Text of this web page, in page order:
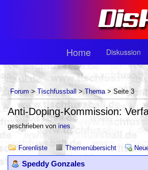
Home Diskussion
Forum > Tischfussball > Thema> Seite 3
Anti-Doping-Kommission:
geschrieben von ines
Forenliste Themenübersicht
Speddy Gonzales